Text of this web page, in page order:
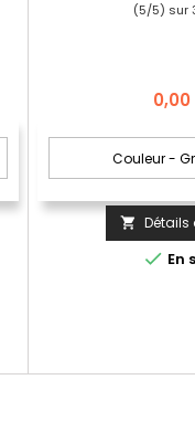
(5/5) sur
Prix
0,00
 Détails
 En